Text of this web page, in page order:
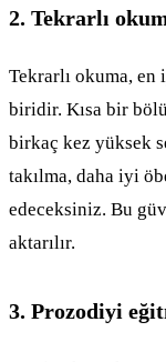
2. Tekrarlı
Tekrarlı okuma, en
biridir. Kısa bir
birkaç kez yüksek
takılma, daha iyi
edeceksiniz. Bu
aktarılır.
3. Prozodiyi